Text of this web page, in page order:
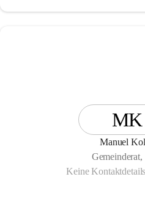
MK
Manuel
Gemeinderat,
Keine